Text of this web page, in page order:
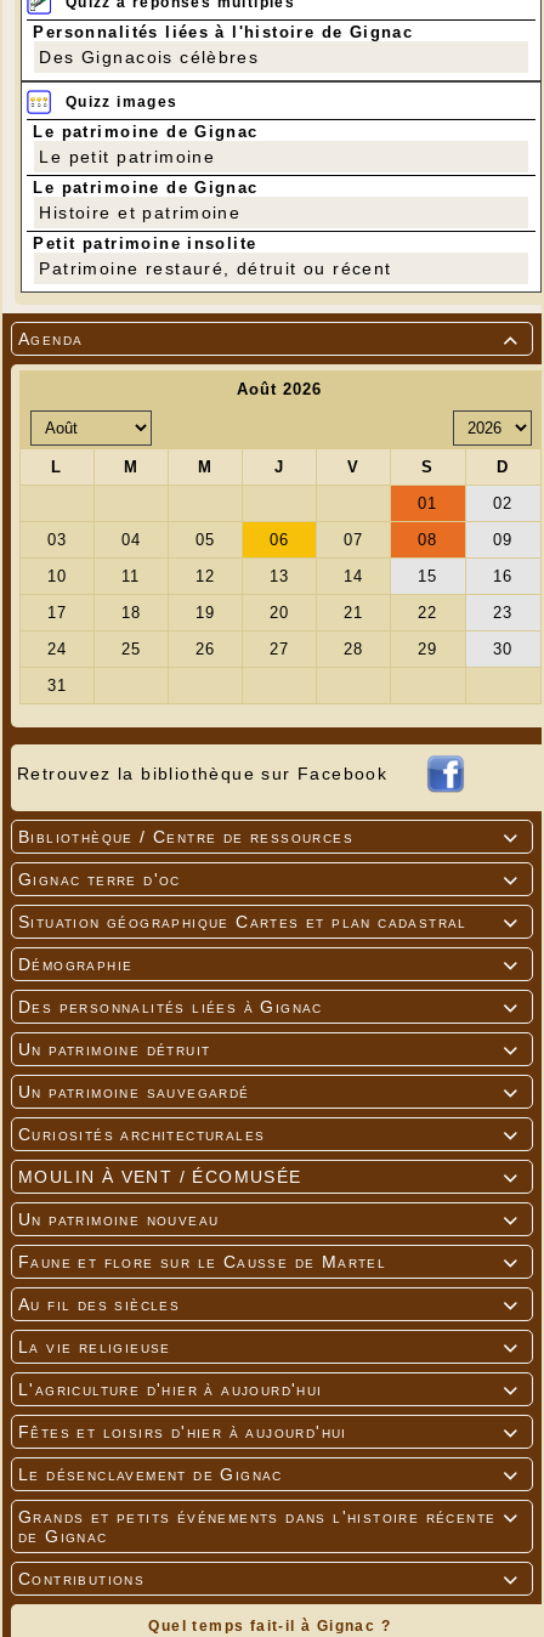

Agenda
Retrouvez la bibliothèque sur Facebook

Bibliothèque / Centre de ressources

Gignac terre d'oc

Situation géographique Cartes et plan cadastral

Démographie

Des personnalités liées à Gignac

Un patrimoine détruit

Un patrimoine sauvegardé

Curiosités architecturales

MOULIN À VENT / ÉCOMUSÉE

Un patrimoine nouveau

Faune et flore sur le Causse de Martel

Au fil des siècles

La vie religieuse

L'agriculture d'hier à aujourd'hui

Fêtes et loisirs d'hier à aujourd'hui

Le désenclavement de Gignac

Grands et petits événements dans l'histoire récente
de Gignac

Contributions
Quel temps fait-il à Gignac ?
Personnalités liées à l'histoire de Gignac
Des Gignacois célèbres
Quizz images
Le patrimoine de Gignac
Le petit patrimoine
Le patrimoine de Gignac
Histoire et patrimoine
Petit patrimoine insolite
Patrimoine restauré, détruit ou récent